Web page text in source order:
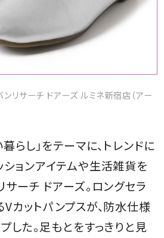
リサーチ ドアーズ ルミネ新宿店（アー
暮らし」をテーマに、トレンドに
ョンアイテムや生活雑貨を
ーチ ドアーズ。ロングセラ
カットパンプスが、防水仕様
した。足もとをすっきりと見